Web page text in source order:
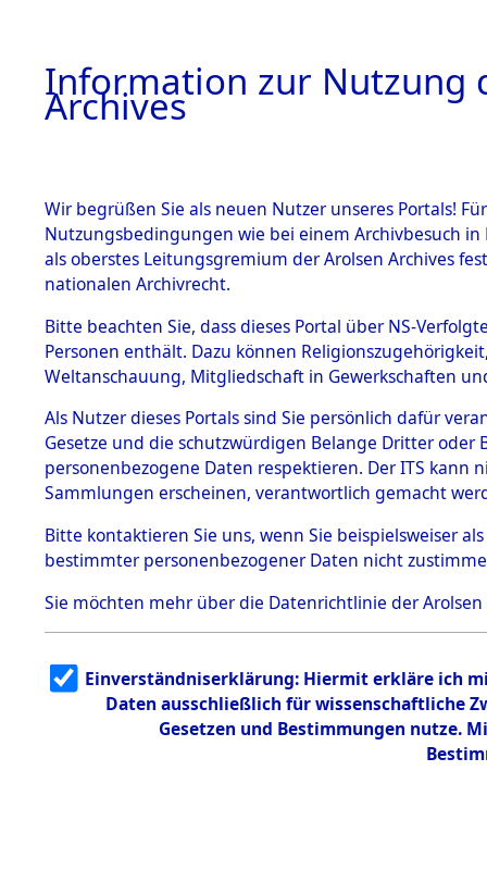
BESTÄNDE
1.
Inhaftierungsdoku
mente
1.2.9 Beim ITS
Effekten
1.2.9.1
Effekten aus
dem KZ
Dachau
1.2.9.2
Effekten aus
dem KZ
Bayerisches
1.2.9.3
Effekten aus
dem KZ
Neuengamm
0002
Information zur Nutzung
Archives
Wir begrüßen Sie als neuen Nutzer unseres Portals!
Nutzungsbedingungen wie bei einem Archivbesuch
als oberstes Leitungsgremium der Arolsen Archives
nationalen Archivrecht.
Bitte beachten Sie, dass dieses Portal über NS-
Personen enthält. Dazu können
Weltanschauung, Mitgliedschaft in Gewerkschaften
Als Nutzer dieses Portals sind Sie persönlich dafür
Gesetze und die schutzwürdigen Belange Dritter
personenbezogene Daten respektieren. Der ITS
Sammlungen erscheinen, verantwortlich gemacht
Bitte kontaktieren Sie uns, wenn Sie beispielsweiser
bestimmter personenbezogener Daten nicht
Sie möchten mehr über die Datenrichtlinie der Arolsen
Einverständniserklärung: Hiermit erkläre ich
Daten ausschließlich für wissenschaftliche
Gesetzen und Bestimmungen nutze.